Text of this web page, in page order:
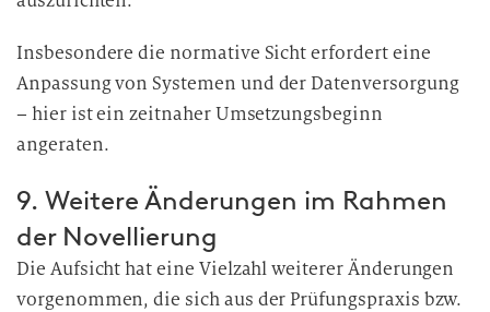
r
b
e
i
u
g
Insbesondere die normative Sicht erfordert eine
Anpassung von Systemen und der Datenversorgung
– hier ist ein zeitnaher Umsetzungsbeginn
angeraten.
9. Weitere Änderungen im Rahmen
der Novellierung
Die Aufsicht hat eine Vielzahl weiterer Änderungen
vorgenommen, die sich aus der Prüfungspraxis bzw.